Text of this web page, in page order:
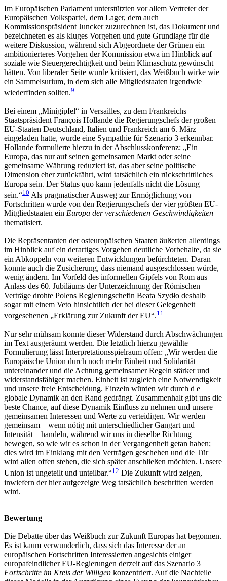
Im Europäischen Parlament unterstützten vor allem Vertreter der
Europäischen Volkspartei, dem Lager, dem auch
Kommissionspräsident Juncker zuzurechnen ist, das Dokument und
bezeichneten es als kluges Vorgehen und gute Grundlage für die
weitere Diskussion, während sich Abgeordnete der Grünen ein
ambitionierteres Vorgehen der Kommission etwa im Hinblick auf
soziale wie Steuergerechtigkeit und beim Klimaschutz gewünscht
hätten. Von liberaler Seite wurde kritisiert, das Weißbuch wirke wie
ein Sammelsurium, in dem sich alle Mitgliedstaaten irgendwie
wiederfinden sollten.9
Bei einem „Minigipfel“ in Versailles, zu dem Frankreichs
Staatspräsident François Hollande die Regierungschefs der großen
EU-Staaten Deutschland, Italien und Frankreich am 6. März
eingeladen hatte, wurde eine Sympathie für Szenario 3 erkennbar.
Hollande formulierte hierzu in der Abschlusskonferenz: „Ein
Europa, das nur auf seinen gemeinsamen Markt oder seine
gemeinsame Währung reduziert ist, das aber seine politische
Dimension eher zurückfährt, wird tatsächlich ein rückschrittliches
Europa sein. Der Status quo kann jedenfalls nicht die Lösung
sein.“10 Als pragmatischer Ausweg zur Ermöglichung von
Fortschritten wurde von den Regierungschefs der vier größten EU-
Mitgliedstaaten ein Europa der verschiedenen Geschwindigkeiten
thematisiert.
Die Repräsentanten der osteuropäischen Staaten äußerten allerdings
im Hinblick auf ein derartiges Vorgehen deutliche Vorbehalte, da sie
ein Abkoppeln von weiteren Entwicklungen befürchteten. Daran
konnte auch die Zusicherung, dass niemand ausgeschlossen würde,
wenig ändern. Im Vorfeld des informellen Gipfels von Rom aus
Anlass des 60. Jubiläums der Unterzeichnung der Römischen
Verträge drohte Polens Regierungschefin Beata Szydło deshalb
sogar mit einem Veto hinsichtlich der bei dieser Gelegenheit
vorgesehenen „Erklärung zur Zukunft der EU“.11
Nur sehr mühsam konnte dieser Widerstand durch Abschwächungen
im Text ausgeräumt werden. Die letztlich hierzu gewählte
Formulierung lässt Interpretationsspielraum offen: „Wir werden die
Europäische Union durch noch mehr Einheit und Solidarität
untereinander und die Achtung gemeinsamer Regeln stärker und
widerstandsfähiger machen. Einheit ist zugleich eine Notwendigkeit
und unsere freie Entscheidung. Einzeln würden wir durch d e
globale Dynamik an den Rand gedrängt. Zusammenhalt gibt uns die
beste Chance, auf diese Dynamik Einfluss zu nehmen und unsere
gemeinsamen Interessen und Werte zu verteidigen. Wir werden
gemeinsam – wenn nötig mit unterschiedlicher Gangart und
Intensität – handeln, während wir uns in dieselbe Richtung
bewegen, so wie wir es schon in der Vergangenheit getan haben;
dies wird im Einklang mit den Verträgen geschehen und die Tür
wird allen offen stehen, die sich später anschließen möchten. Unsere
Union ist ungeteilt und unteilbar.“12 Die Zukunft wird zeigen,
inwiefern der hier aufgezeigte Weg tatsächlich beschritten werden
wird.
Bewertung
Die Debatte über das Weißbuch zur Zukunft Europas hat begonnen.
Es ist kaum verwunderlich, dass sich das Interesse der an
europäischen Fortschritten Interessierten angesichts einiger
europafeindlicher EU-Regierungen derzeit auf das Szenario 3
Fortschritte im Kreis der Willigen konzentriert. Auf die Nachteile